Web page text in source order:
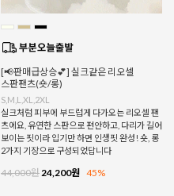
[📢판매급상승💕] 실크같은 리오셀
스판팬츠(숏/롱)
S,M,L,XL,2XL
실크처럼 피부에 부드럽게 다가오는 리오셀 팬
츠에요, 유연한 스판으로 편안하고, 다리가 길어
보이는 핏이라 입기만 하면 인생핏 완성! 숏, 롱
2가지 기장으로 구성되었답니다
44,000원 24,200원 45%